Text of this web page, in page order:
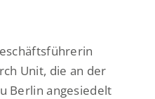
Unit, die an der
Berlin angesiedelt